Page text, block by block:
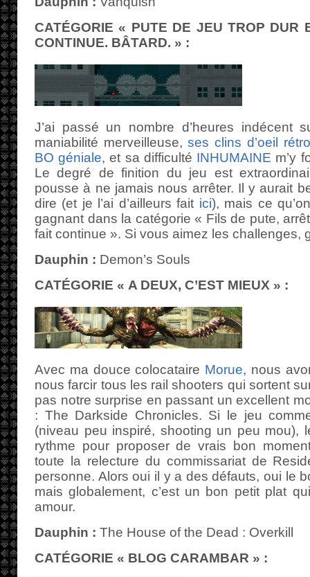
CATÉGORIE « PUTE DE JEU TROP DUR
CONTINUE. BÂTARD. » :
J’ai passé un nombre d’heures indécent
maniabilité merveilleuse,ses clins d’oeil
BO géniale, et sa difficulté INHUMAINE m’y
Le degré de finition du jeu est
pousse à ne jamais nous arrêter. Il y aurait
dire (et je l’ai d’ailleurs fait ici), mais ce
gagnant dans la catégorie « Fils de pute,
fait continue ». Si vous aimez les challenges,
Dauphin : Demon’s Souls
CATÉGORIE « A DEUX, C’EST MIEUX » :
Avec ma douce colocataire Morue, nous
nous farcir tous les rail shooters qui sortent
pas notre surprise en passant un excellent
: The Darkside Chronicles. Si le jeu
(niveau peu inspiré, shooting un peu mou),
rythme pour proposer de vrais bon
toute la relecture du commissariat de
personne. Alors oui il y a des défauts, oui le
mais globalement, c’est un bon petit plat
amour.
Dauphin : The House of the Dead : Overkill
CATÉGORIE « BLOG CARAMBAR » :